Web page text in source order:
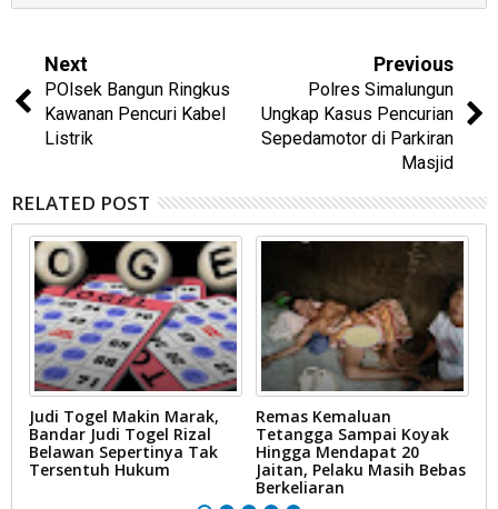
Next
POlsek Bangun Ringkus
Kawanan Pencuri Kabel
Listrik
Previous
Polres Simalungun
Ungkap Kasus Pencurian
Sepedamotor di Parkiran
Masjid
RELATED POST
Judi Togel Makin Marak,
Bandar Judi Togel Rizal
Belawan Sepertinya Tak
Tersentuh Hukum
Remas Kemaluan
Tetangga Sampai Koyak
Hingga Mendapat 20
Jaitan, Pelaku Masih Bebas
Berkeliaran